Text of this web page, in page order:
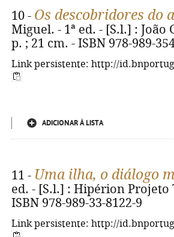
10 - Os descobridores do
Miguel. - 1ª ed. - [S.l.] : João
p. ; 21 cm. - ISBN 978-989-
Link persistente: http://
ADICIONAR À LISTA
11 - Uma ilha, o diálogo
ed. - [S.l.] : Hipérion Projeto
ISBN 978-989-33-8122-9
Link persistente: http://